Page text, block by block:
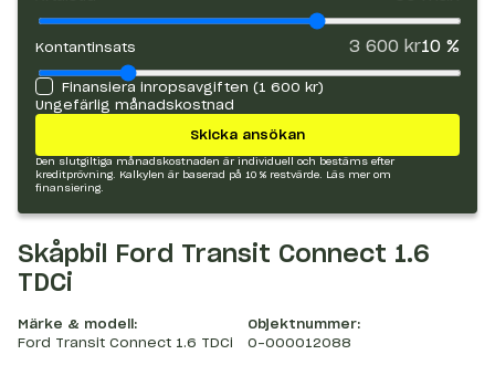
Kontantinsats 3 600 kr10 %
Finansiera inropsavgiften (1 600 kr)
Ungefärlig månadskostnad
Skicka ansökan
Den slutgiltiga månadskostnaden är individuell och bestäms efter
kreditprövning. Kalkylen är baserad på 10 % restvärde.
Läs mer om
finansiering.
Skåpbil Ford Transit Connect 1.6
TDCi
Märke & modell:
Ford Transit Connect 1.6 TDCi
Objektnummer:
O-000012088